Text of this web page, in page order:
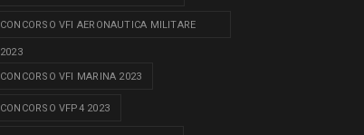
CONCORSO VFI AERONAUTICA MILITARE
2023
CONCORSO VFI MARINA 2023
CONCORSO VFP4 2023